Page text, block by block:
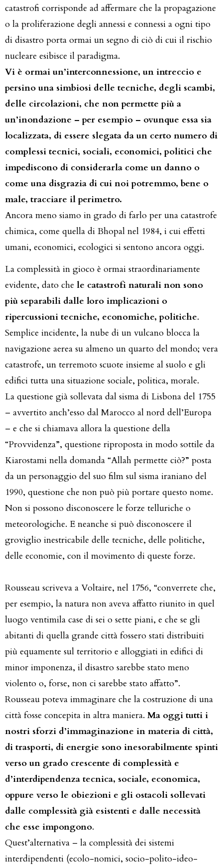
catastrofi corrisponde ad affermare che la propagazione
o la proliferazione degli annessi e connessi a ogni tipo
di disastro porta ormai un segno di ciò di cui il rischio
nucleare esibisce il paradigma.
Vi è ormai un’interconnessione, un intreccio e
persino una simbiosi delle tecniche, degli scambi,
delle circolazioni, che non permette più a
un’inondazione – per esempio – ovunque essa sia
localizzata, di essere slegata da un certo numero di
complessi tecnici, sociali, economici, politici che
impediscono di considerarla come un danno o
come una disgrazia di cui noi potremmo, bene o
male, tracciare il perimetro.
Ancora meno siamo in grado di farlo per una catastrofe
chimica, come quella di Bhopal nel 1984, i cui effetti
umani, economici, ecologici si sentono ancora oggi.
La complessità in gioco è ormai straordinariamente
evidente, dato che le catastrofi naturali non sono
più separabili dalle loro implicazioni o
ripercussioni tecniche, economiche, politiche.
Semplice incidente, la nube di un vulcano blocca la
navigazione aerea su almeno un quarto del mondo; vera
catastrofe, un terremoto scuote insieme al suolo e gli
edifici tutta una situazione sociale, politica, morale.
La questione già sollevata dal sisma di Lisbona del 1755
– avvertito anch’esso dal Marocco al nord dell’Europa
– e che si chiamava allora la questione della
“Provvidenza”, questione riproposta in modo sottile da
Kiarostami nella domanda “Allah permette ciò?” posta
da un personaggio del suo film sul sisma iraniano del
1990, questione che non può più portare questo nome.
Non si possono disconoscere le forze telluriche o
meteorologiche. E neanche si può disconoscere il
groviglio inestricabile delle tecniche, delle politiche,
delle economie, con il movimento di queste forze.
Rousseau scriveva a Voltaire, nel 1756, “converrete che,
per esempio, la natura non aveva affatto riunito in quel
luogo ventimila case di sei o sette piani, e che se gli
abitanti di quella grande città fossero stati distribuiti
più equamente sul territorio e alloggiati in edifici di
minor imponenza, il disastro sarebbe stato meno
violento o, forse, non ci sarebbe stato affatto”.
Rousseau poteva immaginare che la costruzione di una
città fosse concepita in altra maniera. Ma oggi tutti i
nostri sforzi d’immaginazione in materia di città,
di trasporti, di energie sono inesorabilmente spinti
verso un grado crescente di complessità e
d’interdipendenza tecnica, sociale, economica,
oppure verso le obiezioni e gli ostacoli sollevati
dalle complessità già esistenti e dalle necessità
che esse impongono.
Quest’alternativa – la complessità dei sistemi
interdipendenti (ecolo-nomici, socio-polito-ideo-